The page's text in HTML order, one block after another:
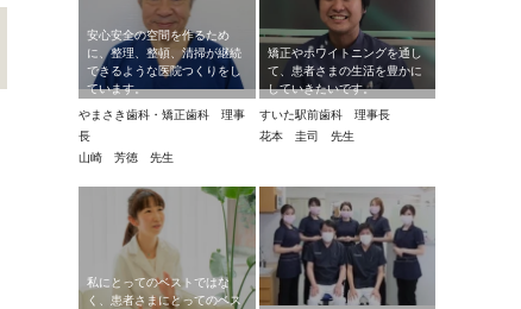
安心安全の空間を作るため
に、整理、整頓、清掃が継続
できるような医院つくりをし
ています。
やまさき歯科・矯正歯科 理事
長
山崎 芳徳 先生
矯正やホワイトニングを通し
て、患者さまの生活を豊かに
していきたいです。
すいた駅前歯科 理事長
花本 圭司 先生
私にとってのベストではな
く、患者さまにとってのベス